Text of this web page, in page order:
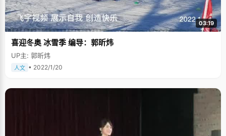
03:19
喜迎冬奥 冰雪季 编导：郭昕炜
UP主: 郭昕炜
人文 • 2022/1/20